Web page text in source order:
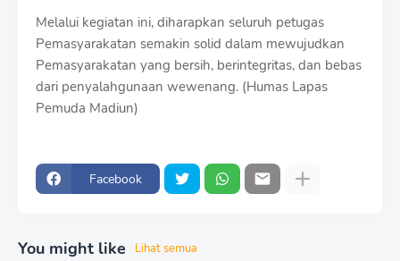
Melalui kegiatan ini, diharapkan seluruh petugas
Pemasyarakatan semakin solid dalam mewujudkan
Pemasyarakatan yang bersih, berintegritas, dan bebas
dari penyalahgunaan wewenang. (Humas Lapas
Pemuda Madiun)
Facebook
You might like Lihat semua